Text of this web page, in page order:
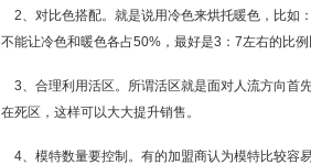
2、对比色搭配。就是说用冷色来烘托暖色，比如
不能让冷色和暖色各占50%，最好是3 ： 7左右的比
3、合理利用活区。所谓活区就是面对人流方向首
在死区，这样可以大大提升销售。
4、模特数量要控制。有的加盟商认为模特比较容